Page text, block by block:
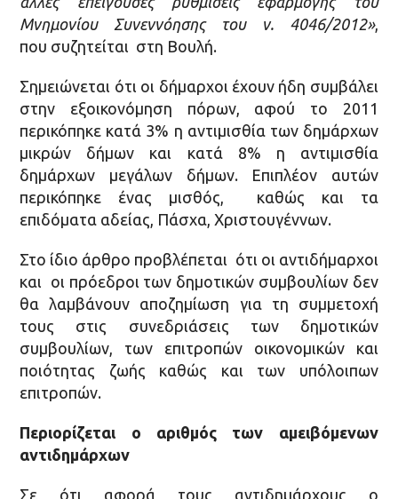
Μνημονίου Συνεννόησης του ν. 4046/2012»,
που συζητείται στη Βουλή.
Σημειώνεται ότι οι δήμαρχοι έχουν ήδη συμβάλει
στην εξοικονόμηση πόρων, αφού το 2011
περικόπηκε κατά 3% η αντιμισθία των δημάρχων
μικρών δήμων και κατά 8% η αντιμισθία
δημάρχων μεγάλων δήμων. Επιπλέον αυτών
περικόπηκε ένας μισθός, καθώς και τα
επιδόματα αδείας, Πάσχα, Χριστουγέννων.
Στο ίδιο άρθρο προβλέπεται ότι οι αντιδήμαρχοι
και οι πρόεδροι των δημοτικών συμβουλίων δεν
θα λαμβάνουν αποζημίωση για τη συμμετοχή
τους στις συνεδριάσεις των δημοτικών
συμβουλίων, των επιτροπών οικονομικών και
ποιότητας ζωής καθώς και των υπόλοιπων
επιτροπών.
Περιορίζεται ο αριθμός των αμειβόμενων
αντιδημάρχων
Σε ότι αφορά τους αντιδημάρχους ο